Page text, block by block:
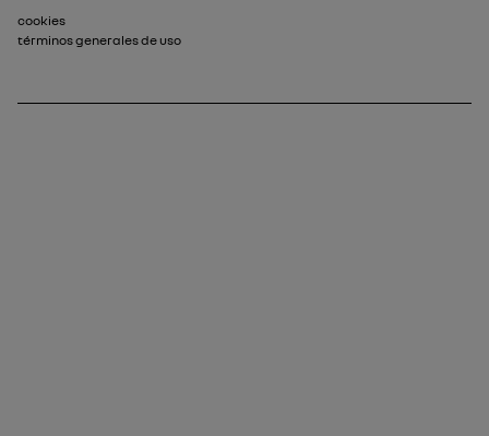
Pie de página_2
cookies
términos generales de uso